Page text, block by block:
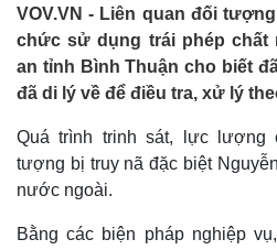
VOV.VN - Liên quan đối
chức sử dụng trái phép chất
an tỉnh Bình Thuận cho biết
đã di lý về để điều tra, xử lý
Quá trình trinh sát, lực lượng
tượng bị truy nã đặc biệt
nước ngoài.
Bằng các biện pháp nghiệp